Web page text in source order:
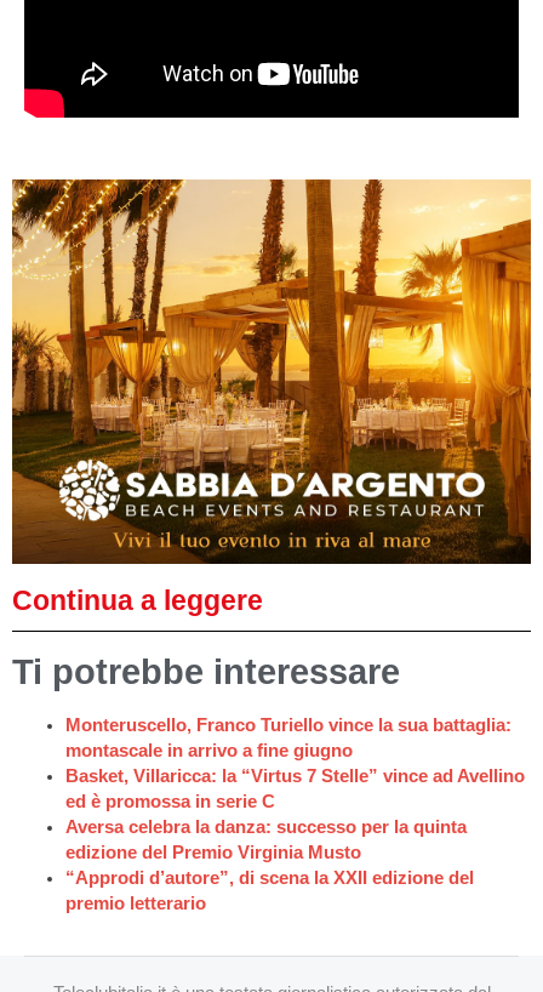
Continua a leggere
Ti potrebbe interessare
Monteruscello, Franco Turiello vince la sua battaglia:
montascale in arrivo a fine giugno
Basket, Villaricca: la “Virtus 7 Stelle” vince ad Avellino
ed è promossa in serie C
Aversa celebra la danza: successo per la quinta
edizione del Premio Virginia Musto
“Approdi d’autore”, di scena la XXII edizione del
premio letterario